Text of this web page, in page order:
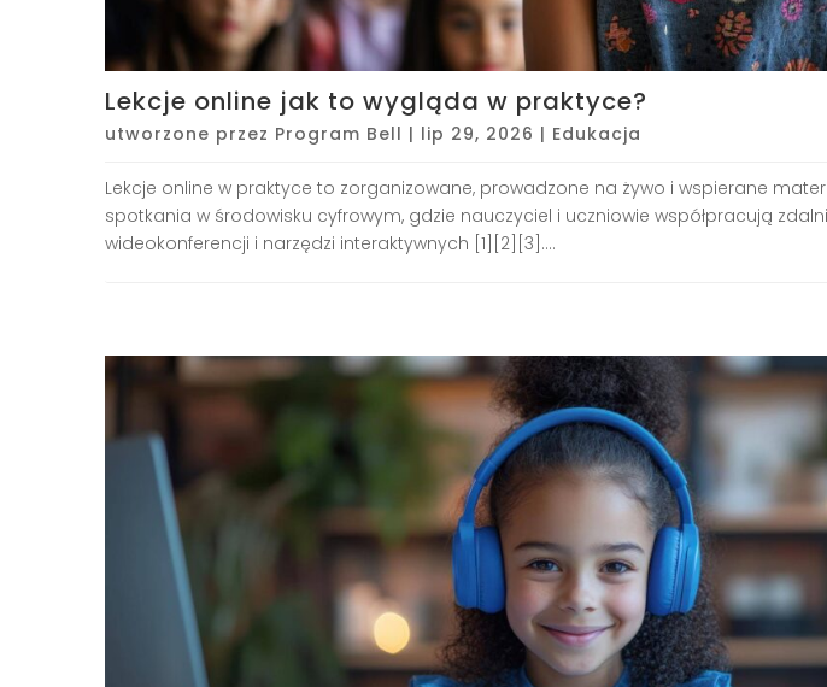
Lekcje online jak to wygląda w praktyce?
utworzone przez Program Bell | lip 29, 2026 | Edukacja
Lekcje online w praktyce to zorganizowane, prowadzone na żywo i wspierane
spotkania w środowisku cyfrowym, gdzie nauczyciel i uczniowie współpracują
wideokonferencji i narzędzi interaktywnych [1][2][3]....